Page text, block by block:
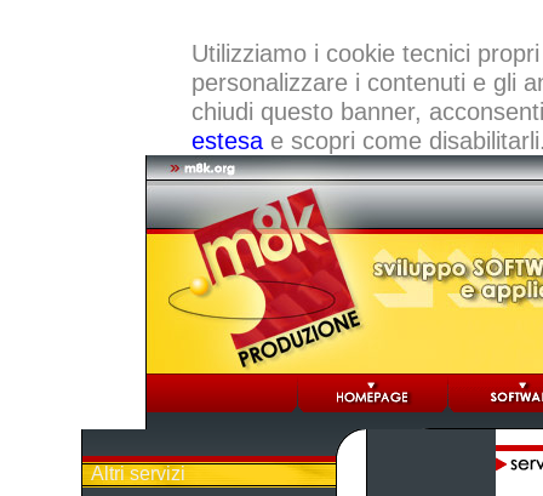
Utilizziamo i cookie tecnici
personalizzare i contenuti e gli
chiudi questo banner,
estesae scopri come
Altri servizi